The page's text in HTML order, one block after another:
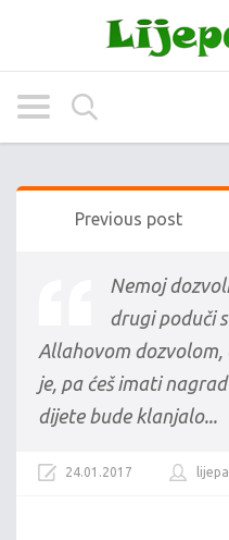
Previous post
Nemoj
drugi poduči
Allahovom
je, pa ćeš imati
dijete bude klanjalo...
24.01.2017